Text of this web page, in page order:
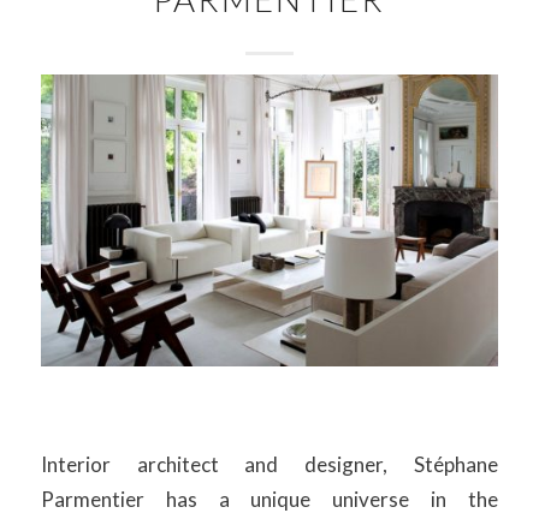
Interior architect and designer, Stéphane
Parmentier has a unique universe in the